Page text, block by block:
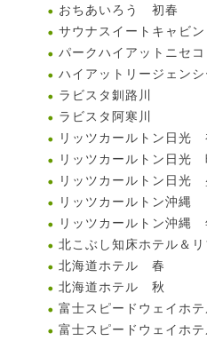
おちあいろう 初春
サウナスイートキャビン
パークハイアットニセコ
ハイアットリージェン
ラビスタ釧路川
ラビスタ阿寒川
リッツカールトン日光
リッツカールトン日光
リッツカールトン日光
リッツカールトン沖縄
リッツカールトン沖縄
北こぶし知床ホテル＆リ
北海道ホテル 春
北海道ホテル 秋
富士スピードウェイホテ
富士スピードウェイホテ